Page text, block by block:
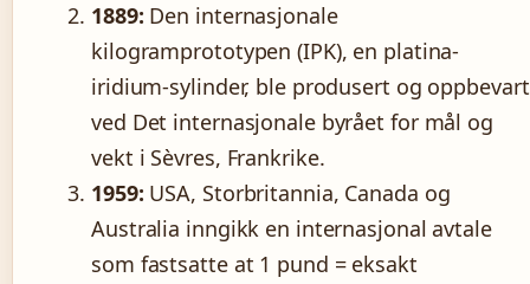
1889: Den internasjonale
kilogramprototypen (IPK), en platina-
iridium-sylinder, ble produsert og oppbevart
ved Det internasjonale byrået for mål og
vekt i Sèvres, Frankrike.
1959: USA, Storbritannia, Canada og
Australia inngikk en internasjonal avtale
som fastsatte at 1 pund = eksakt